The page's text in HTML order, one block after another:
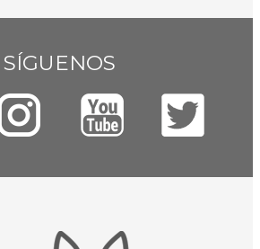
SÍGUENOS